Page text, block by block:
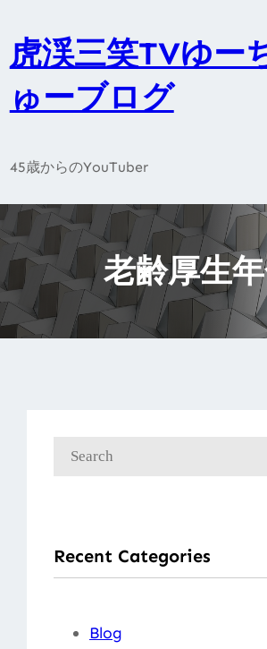
容
を
プ
虎渓三笑TVゆー
ゅーブログ
45歳からのYouTuber
老齢厚生
Recent Categories
Blog